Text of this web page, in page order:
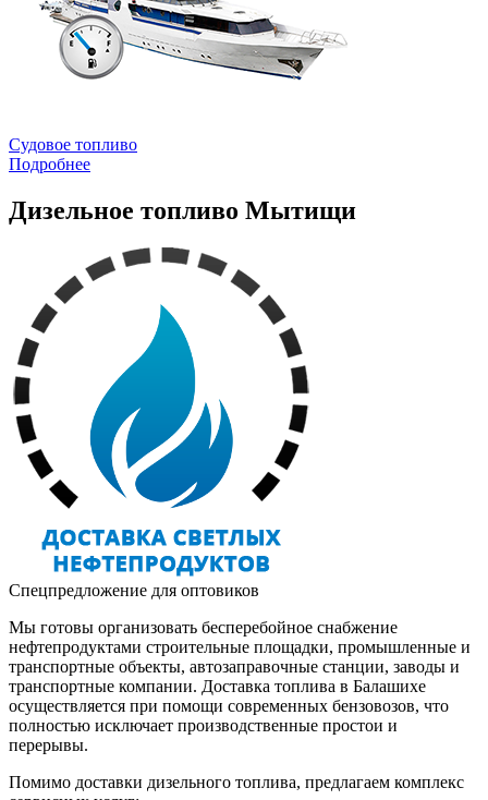
Судовое топливо
Подробнее
Дизельное топливо Мытищи
Спецпредложение для оптовиков
Мы готовы организовать бесперебойное снабжение
нефтепродуктами строительные площадки, промышленные и
транспортные объекты, автозаправочные станции, заводы и
транспортные компании. Доставка топлива в Балашихе
осуществляется при помощи современных бензовозов, что
полностью исключает производственные простои и
перерывы.
Помимо доставки дизельного топлива, предлагаем комплекс